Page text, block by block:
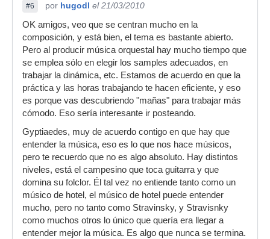
#6 por hugodl el 21/03/2010
OK amigos, veo que se centran mucho en la
composición, y está bien, el tema es bastante abierto.
Pero al producir música orquestal hay mucho tiempo que
se emplea sólo en elegir los samples adecuados, en
trabajar la dinámica, etc. Estamos de acuerdo en que la
práctica y las horas trabajando te hacen eficiente, y eso
es porque vas descubriendo "mañas" para trabajar más
cómodo. Eso sería interesante ir posteando.
Gyptiaedes, muy de acuerdo contigo en que hay que
entender la música, eso es lo que nos hace músicos,
pero te recuerdo que no es algo absoluto. Hay distintos
niveles, está el campesino que toca guitarra y que
domina su folclor. Él tal vez no entiende tanto como un
músico de hotel, el músico de hotel puede entender
mucho, pero no tanto como Stravinsky, y Stravisnky
como muchos otros lo único que quería era llegar a
entender mejor la música. Es algo que nunca se termina.